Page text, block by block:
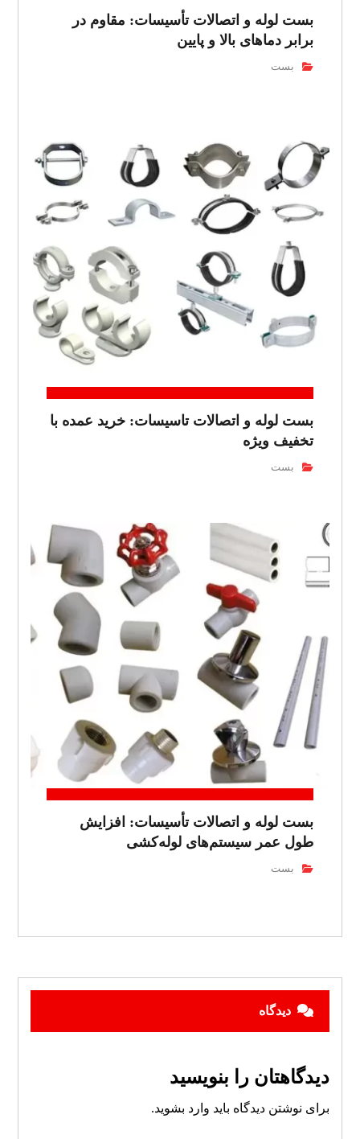
بست لوله و اتصالات تأسیسات: مقاوم در
برابر دماهای بالا و پایین
بست
بست لوله و اتصالات تاسیسات: خرید عمده با
تخفیف ویژه
بست
بست لوله و اتصالات تأسیسات: افزایش
طول عمر سیستم‌های لوله‌کشی
بست
دیدگاه
دیدگاهتان را بنویسید
برای نوشتن دیدگاه باید وارد بشوید.